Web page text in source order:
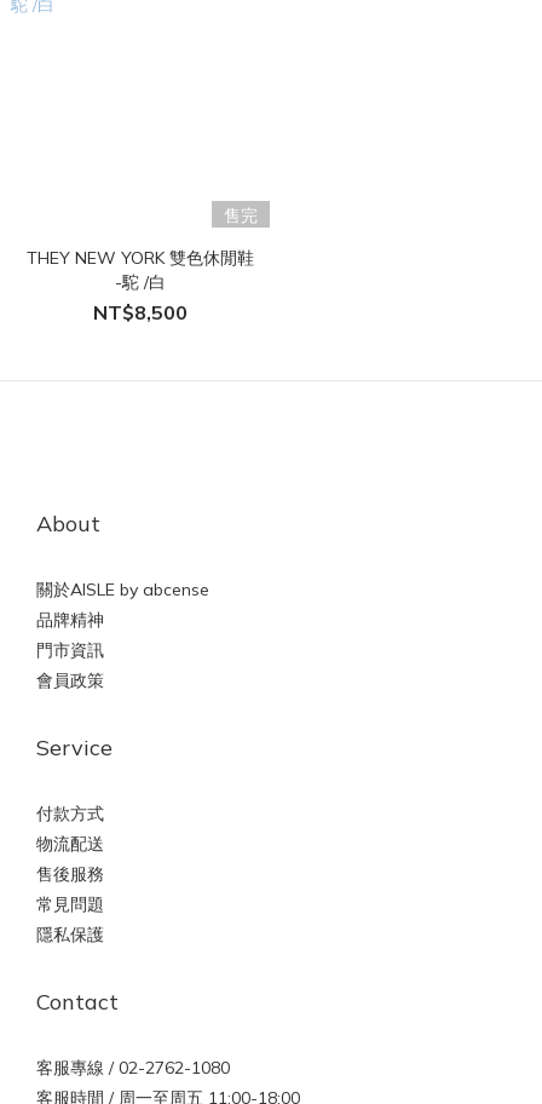
售完
THEY NEW YORK 雙色休閒鞋
-駝 /白
NT$8,500
About
關於AISLE by abcense
品牌精神
門市資訊
會員政策
Service
付款方式
物流配送
售後服務
常見問題
隱私保護
Contact
客服專線 / 02-2762-1080
客服時間 / 周一至周五 11:00-18:00